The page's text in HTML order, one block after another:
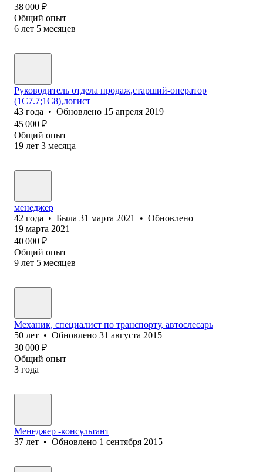
38 000 ₽
Общий опыт
6 лет 5 месяцев
Руководитель отдела продаж,старший-оператор
(1С7.7;1С8),логист
43 года • Обновлено 15 апреля 2019
45 000 ₽
Общий опыт
19 лет 3 месяца
менеджер
42 года • Была 31 марта 2021 • Обновлено
19 марта 2021
40 000 ₽
Общий опыт
9 лет 5 месяцев
Механик, специалист по транспорту, автослесарь
50 лет • Обновлено 31 августа 2015
30 000 ₽
Общий опыт
3 года
Менеджер -консультант
37 лет • Обновлено 1 сентября 2015